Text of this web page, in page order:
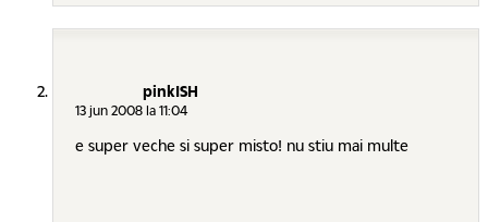
pinkISH
13 jun 2008 la 11:04
e super veche si super misto! nu stiu mai multe